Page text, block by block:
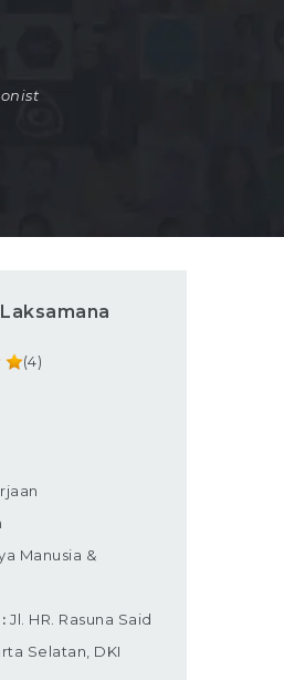
(4)
Manusia &
Jl. HR. Rasuna Said
Selatan, DKI